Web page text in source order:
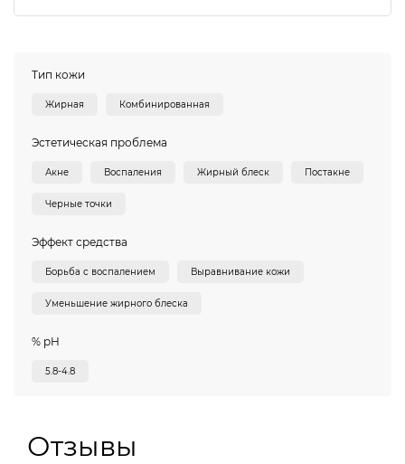
Тип кожи
Жирная Комбинированная
Эстетическая проблема
Акне Воспаления Жирный блеск Постакне
Черные точки
Эффект средства
Борьба с воспалением Выравнивание кожи
Уменьшение жирного блеска
% pH
5.8-4.8
Отзывы